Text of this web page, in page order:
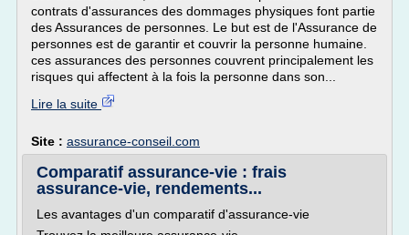
contrats d'assurances des dommages physiques font partie
des Assurances de personnes. Le but est de l'Assurance de
personnes est de garantir et couvrir la personne humaine.
ces assurances des personnes couvrent principalement les
risques qui affectent à la fois la personne dans son...
Lire la suite
Site : assurance-conseil.com
Comparatif assurance-vie : frais
assurance-vie, rendements...
Les avantages d'un comparatif d'assurance-vie